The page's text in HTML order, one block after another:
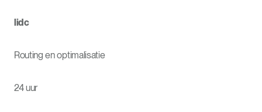
lidc
Routing en optimalisatie
24 uur